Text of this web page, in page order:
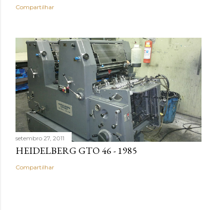
Compartilhar
setembro 27, 2011
HEIDELBERG GTO 46 - 1985
Compartilhar